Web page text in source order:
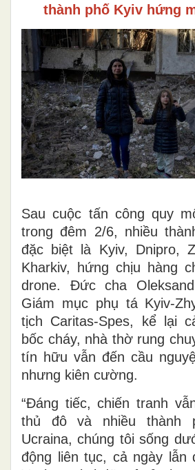
thành phố Kyiv hứng
Sau cuộc tấn công quy
trong đêm 2/6, nhiều
đặc biệt là Kyiv, Dnipro,
Kharkiv, hứng chịu hàng
drone. Đức cha
Giám mục phụ tá Kyiv-
tịch Caritas-Spes, kể lại
bốc cháy, nhà thờ rung
tín hữu vẫn đến cầu
nhưng kiên cường.
“Đáng tiếc, chiến tranh
thủ đô và nhiều thành
Ucraina, chúng tôi sống
động liên tục, cả ngày lẫn